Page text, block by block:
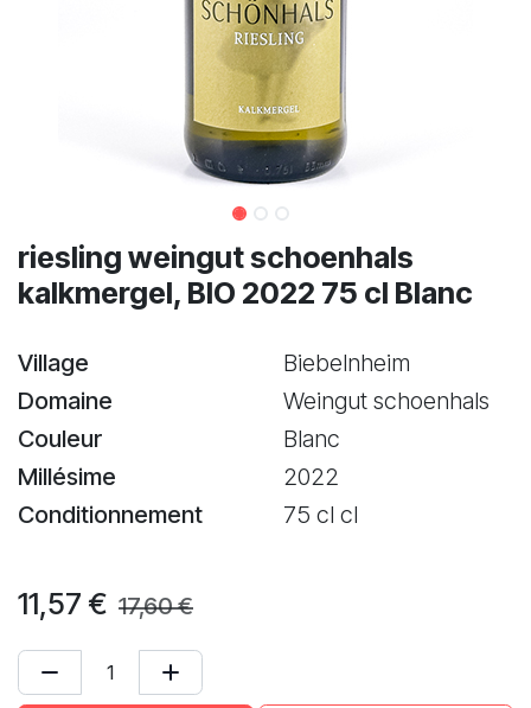
riesling weingut schoenhals
kalkmergel, BIO 2022 75 cl Blanc
Village
Biebelnheim
Domaine
Weingut schoenhals
Couleur
Blanc
Millésime
2022
Conditionnement
75 cl cl
11,57 € 17,60€